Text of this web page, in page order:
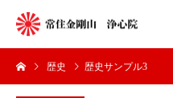
歴史 歴史サンプル3